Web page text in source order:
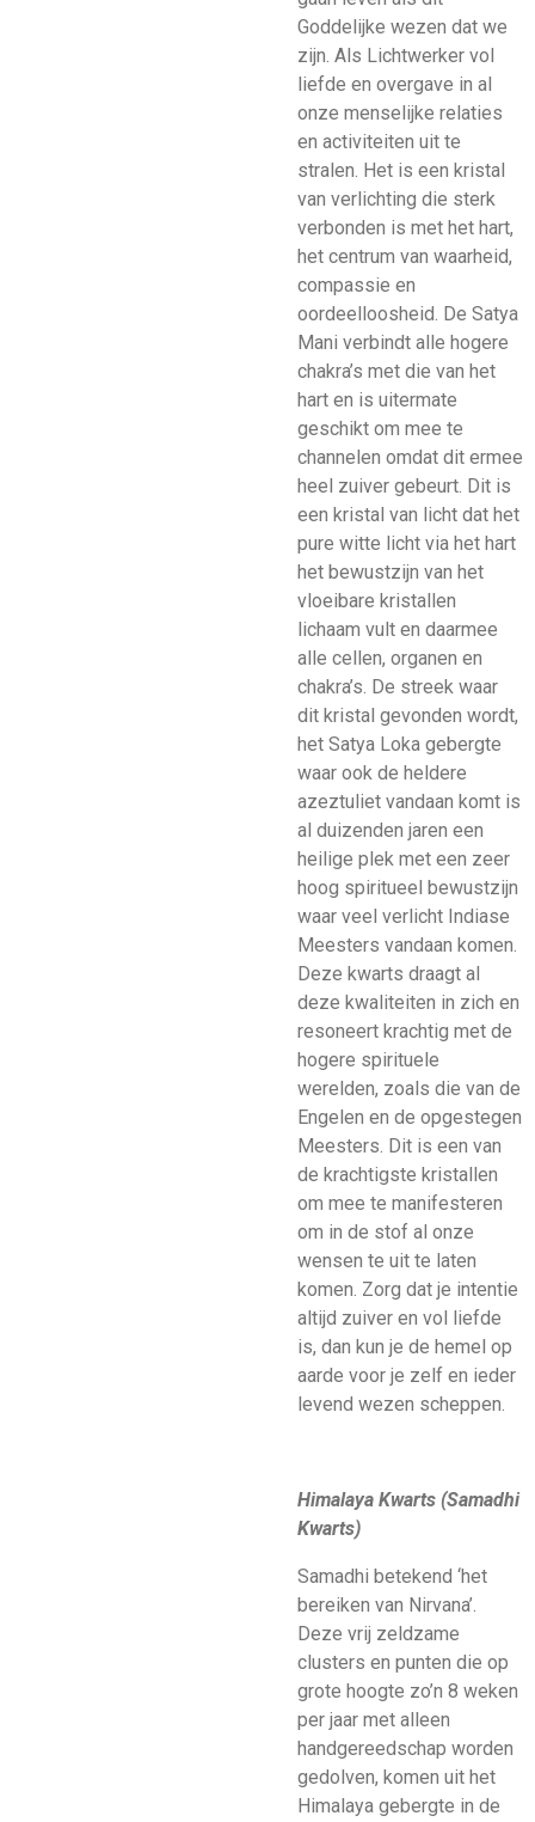
Goddelijke wezen dat we
zijn. Als Lichtwerker vol
liefde en overgave in al
onze menselijke relaties
en activiteiten uit te
stralen. Het is een kristal
van verlichting die sterk
verbonden is met het hart,
het centrum van waarheid,
compassie en
oordeelloosheid. De Satya
Mani verbindt alle hogere
chakra’s met die van het
hart en is uitermate
geschikt om mee te
channelen omdat dit ermee
heel zuiver gebeurt. Dit is
een kristal van licht dat het
pure witte licht via het hart
het bewustzijn van het
vloeibare kristallen
lichaam vult en daarmee
alle cellen, organen en
chakra’s. De streek waar
dit kristal gevonden wordt,
het Satya Loka gebergte
waar ook de heldere
azeztuliet vandaan komt is
al duizenden jaren een
heilige plek met een zeer
hoog spiritueel bewustzijn
waar veel verlicht Indiase
Meesters vandaan komen.
Deze kwarts draagt al
deze kwaliteiten in zich en
resoneert krachtig met de
hogere spirituele
werelden, zoals die van de
Engelen en de opgestegen
Meesters. Dit is een van
de krachtigste kristallen
om mee te manifesteren
om in de stof al onze
wensen te uit te laten
komen. Zorg dat je intentie
altijd zuiver en vol liefde
is, dan kun je de hemel op
aarde voor je zelf en ieder
levend wezen scheppen.
Himalaya Kwarts (Samadhi
Kwarts)
Samadhi betekend ‘het
bereiken van Nirvana’.
Deze vrij zeldzame
clusters en punten die op
grote hoogte zo’n 8 weken
per jaar met alleen
handgereedschap worden
gedolven, komen uit het
Himalaya gebergte in de